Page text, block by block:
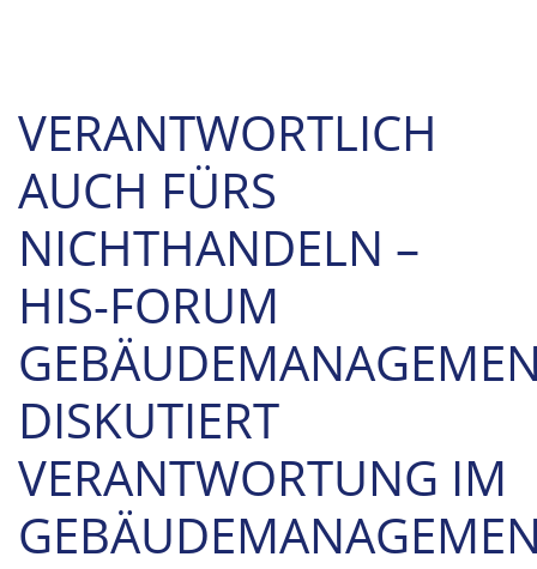
VERANTWORTLICH
AUCH FÜRS
NICHTHANDELN –
HIS-FORUM
DISKUTIERT
VERANTWORTUNG IM